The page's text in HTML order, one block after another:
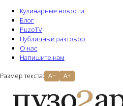
Кулинарные новости
Блог
PuzoTV
Публичный разговор
О нас
Напишите нам
Размер текста: A− A+